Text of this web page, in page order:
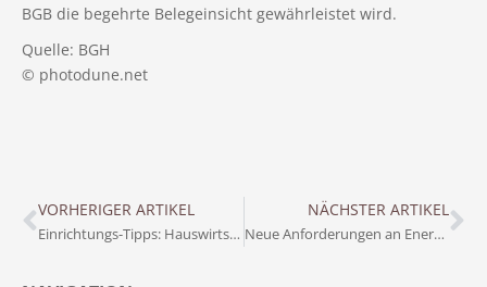
BGB die begehrte Belegeinsicht gewährleistet wird.
Quelle: BGH
© photodune.net
VORHERIGER ARTIKEL
Einrichtungs-Tipps: Hauswirtschaftsraum:
NÄCHSTER ARTIKEL
Neue Anforderungen an Energieausweise: